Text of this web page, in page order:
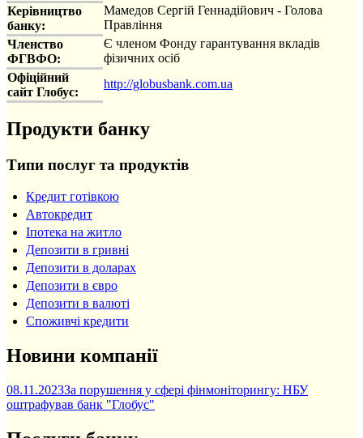
Керівництво
банку:
Мамедов Сергій Геннадійович - Голова
Правління
Членство
ФГВФО:
Є членом Фонду гарантування вкладів
фізичних осіб
Офіційний
сайт Глобус:
http://globusbank.com.ua
Продукти банку
Типи послуг та продуктів
Кредит готівкою
Автокредит
Іпотека на житло
Депозити в гривні
Депозити в доларах
Депозити в євро
Депозити в валюті
Споживчі кредити
Новини компанії
08.11.2023За порушення у сфері фінмоніторингу: НБУ
оштрафував банк "Глобус"